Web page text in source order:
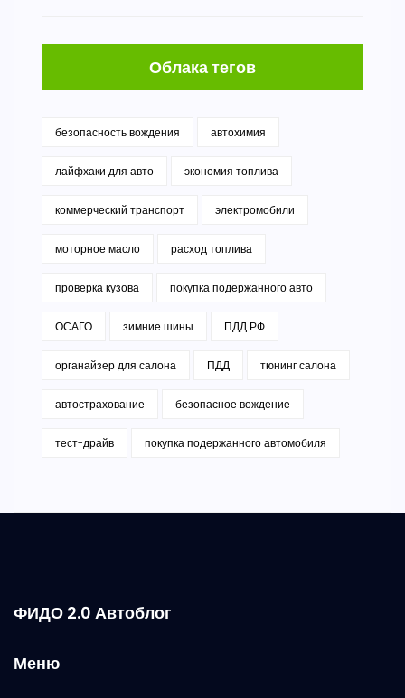
Облака тегов
безопасность вождения автохимия
лайфхаки для авто экономия топлива
коммерческий транспорт электромобили
моторное масло расход топлива
проверка кузова покупка подержанного авто
ОСАГО зимние шины ПДД РФ
органайзер для салона ПДД тюнинг салона
автострахование безопасное вождение
тест-драйв покупка подержанного автомобиля
ФИДО 2.0 Автоблог
Меню